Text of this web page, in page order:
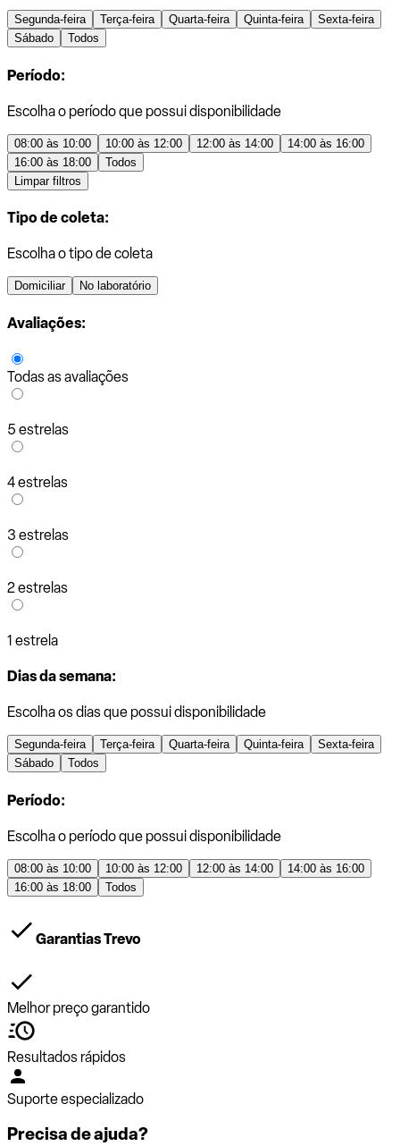
Segunda-feira Terça-feira Quarta-feira Quinta-feira
Sexta-feira
Sábado
Todos
Período:
Escolha o período que possui disponibilidade
08:00 às 10:00 10:00 às 12:00 12:00 às 14:00
14:00 às 16:00
16:00 às 18:00
Todos
Limpar filtros
Tipo de coleta:
Escolha o tipo de coleta
Domiciliar No laboratório
Avaliações:
Todas as avaliações
5 estrelas
4 estrelas
3 estrelas
2 estrelas
1 estrela
Dias da semana:
Escolha os dias que possui disponibilidade
Segunda-feira Terça-feira Quarta-feira Quinta-feira
Sexta-feira
Sábado
Todos
Período:
Escolha o período que possui disponibilidade
08:00 às 10:00 10:00 às 12:00 12:00 às 14:00
14:00 às 16:00
16:00 às 18:00
Todos
Garantias Trevo
Melhor preço garantido
Resultados rápidos
Suporte especializado
Precisa de ajuda?